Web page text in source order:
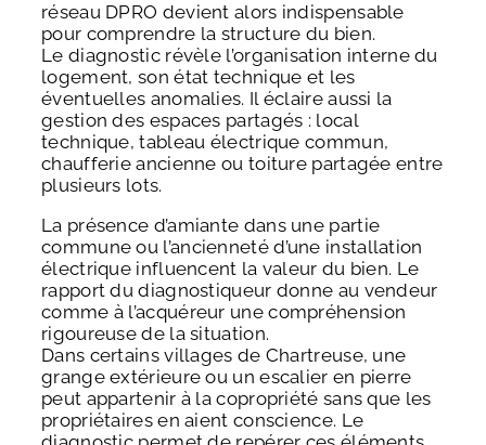
réseau DPRO devient alors indispensable
pour comprendre la structure du bien.
Le diagnostic révèle l’organisation interne du
logement, son état technique et les
éventuelles anomalies. Il éclaire aussi la
gestion des espaces partagés : local
technique, tableau électrique commun,
chaufferie ancienne ou toiture partagée entre
plusieurs lots.
La présence d’amiante dans une partie
commune ou l’ancienneté d’une installation
électrique influencent la valeur du bien. Le
rapport du diagnostiqueur donne au vendeur
comme à l’acquéreur une compréhension
rigoureuse de la situation.
Dans certains villages de Chartreuse, une
grange extérieure ou un escalier en pierre
peut appartenir à la copropriété sans que les
propriétaires en aient conscience. Le